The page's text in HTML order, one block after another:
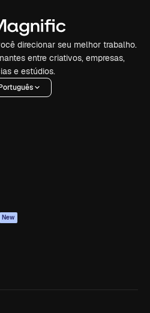
direcionar seu melhor trabalho.
entre criativos, empresas,
e estúdios.
New